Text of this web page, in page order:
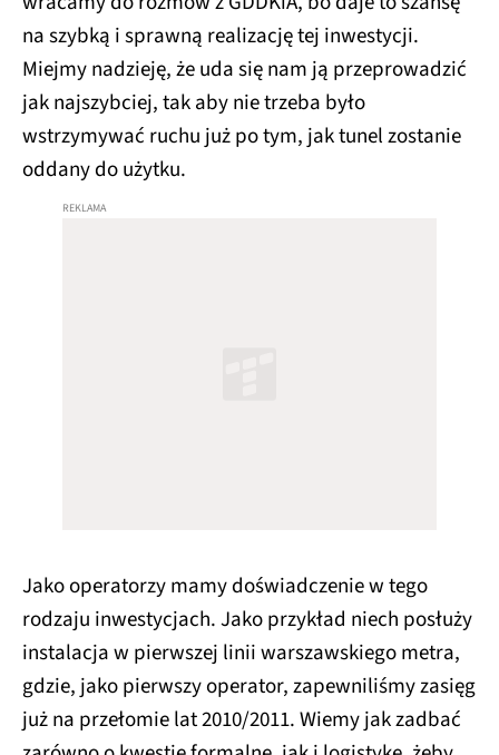
na szybką i sprawną realizację tej inwestycji.
Miejmy nadzieję, że uda się nam ją przeprowadzić
jak najszybciej, tak aby nie trzeba było
wstrzymywać ruchu już po tym, jak tunel zostanie
oddany do użytku.
Jako operatorzy mamy doświadczenie w tego
rodzaju inwestycjach. Jako przykład niech posłuży
instalacja w pierwszej linii warszawskiego metra,
gdzie, jako pierwszy operator, zapewniliśmy zasięg
już na przełomie lat 2010/2011. Wiemy jak zadbać